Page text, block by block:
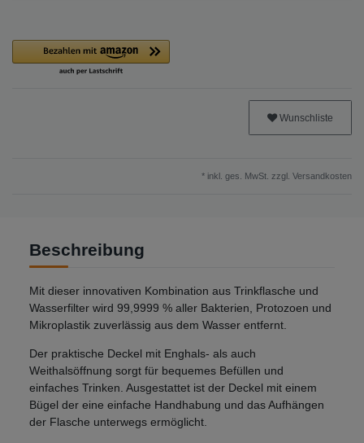
Wunschliste
* inkl. ges. MwSt. zzgl. Versandkosten
Beschreibung
Mit dieser innovativen Kombination aus Trinkflasche und
Wasserfilter wird 99,9999 % aller Bakterien, Protozoen und
Mikroplastik zuverlässig aus dem Wasser entfernt.
Der praktische Deckel mit Enghals- als auch
Weithalsöffnung sorgt für bequemes Befüllen und
einfaches Trinken. Ausgestattet ist der Deckel mit einem
Bügel der eine einfache Handhabung und das Aufhängen
der Flasche unterwegs ermöglicht.